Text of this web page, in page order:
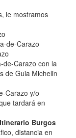
le mostramos
de-Carazo
de-Carazo con la
de Guia Michelin
Carazo y/o
tardará en
Burgos
distancia en